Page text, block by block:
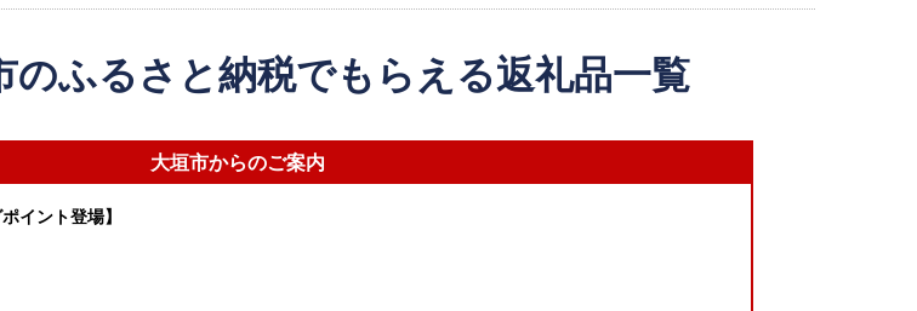
のふるさと納税でもらえる返礼品一覧
大垣市からのご案内
イント登場】